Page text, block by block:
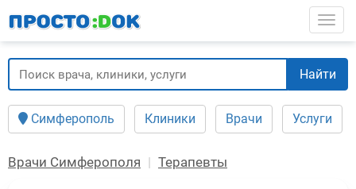
содержанию
Найти
Симферополь Клиники Врачи Услуги
Врачи Симферополя Терапевты